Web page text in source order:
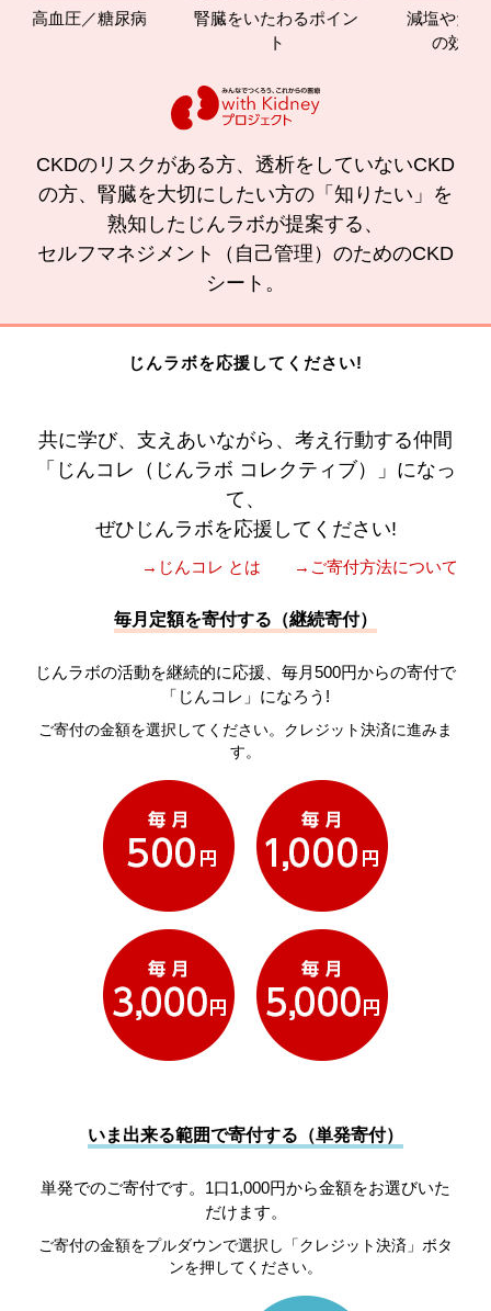
血圧／糖尿病
腎臓をいたわるポイン
減塩やたんぱ
の効果と重
CKDのリスクがある方、透析をしていないCKD
の方、腎臓を大切にしたい方の「知りたい」を
熟知したじんラボが提案する、
セルフマネジメント（自己管理）のためのCKD
シート。
じんラボを応援してください!
共に学び、支えあいながら、考え行動する仲間
「じんコレ（じんラボ コレクティブ）」になっ
て、
ぜひじんラボを応援してください!
→じんコレ とは →ご寄付方法について
毎月定額を寄付する（継続寄付）
じんラボの活動を継続的に応援、毎月500円からの寄付で
「じんコレ」になろう!
ご寄付の金額を選択してください。クレジット決済に進みま
す。
いま出来る範囲で寄付する（単発寄付）
単発でのご寄付です。1口1,000円から金額をお選びいた
だけます。
ご寄付の金額をプルダウンで選択し「クレジット決済」ボタ
ンを押してください。